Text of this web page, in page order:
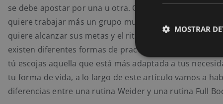
se debe apostar por una u otra. Cada persona puede
quiere trabajar más un grupo muscular u otro, en
quiere alcanzar sus metas y el ritmo que quiere seguir.
existen diferentes formas de practicar deporte. Con el
tú escojas aquella que está más adaptada a tus
tu forma de vida, a lo largo de este artículo vamos a
diferencias entre una rutina Weider y una rutina Full
MOSTRAR